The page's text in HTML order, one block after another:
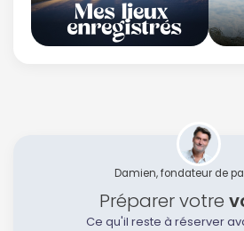
Damien, fondateur de
Préparer votre
Ce qu'il reste à réserver